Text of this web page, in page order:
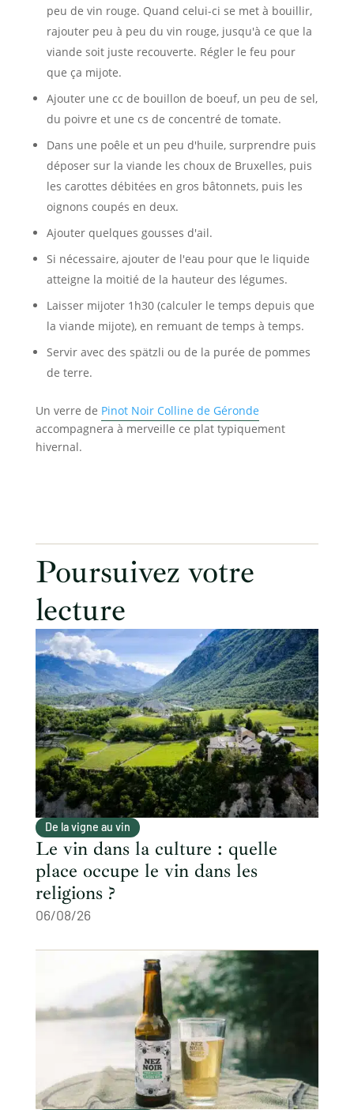
peu de vin rouge. Quand celui-ci se met à bouillir,
rajouter peu à peu du vin rouge, jusqu'à ce que la
viande soit juste recouverte. Régler le feu pour
que ça mijote.
Ajouter une cc de bouillon de boeuf, un peu de sel,
du poivre et une cs de concentré de tomate.
Dans une poêle et un peu d'huile, surprendre puis
déposer sur la viande les choux de Bruxelles, puis
les carottes débitées en gros bâtonnets, puis les
oignons coupés en deux.
Ajouter quelques gousses d'ail.
Si nécessaire, ajouter de l'eau pour que le liquide
atteigne la moitié de la hauteur des légumes.
Laisser mijoter 1h30 (calculer le temps depuis que
la viande mijote), en remuant de temps à temps.
Servir avec des spätzli ou de la purée de pommes
de terre.
Un verre de Pinot Noir Colline de Géronde
accompagnera à merveille ce plat typiquement
hivernal.
Poursuivez votre
lecture
De la vigne au vin
Le vin dans la culture : quelle
place occupe le vin dans les
religions ?
06/08/26